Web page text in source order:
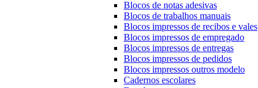
Blocos de notas adesivas
Blocos de trabalhos manuais
Blocos impressos de recibos e vales
Blocos impressos de empregado
Blocos impressos de entregas
Blocos impressos de pedidos
Blocos impressos outros modelo
Cadernos escolares